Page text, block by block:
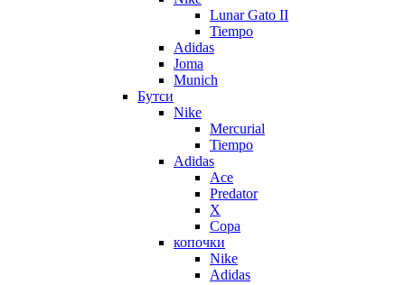
Lunar Gato II
Tiempo
Adidas
Joma
Munich
Бутси
Nike
Mercurial
Tiempo
Adidas
Ace
Predator
X
Copa
копочки
Nike
Adidas